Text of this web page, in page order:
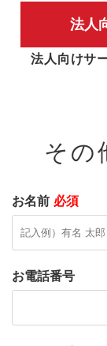
法人
法人向けサ
その
お名前 必須
お電話番号